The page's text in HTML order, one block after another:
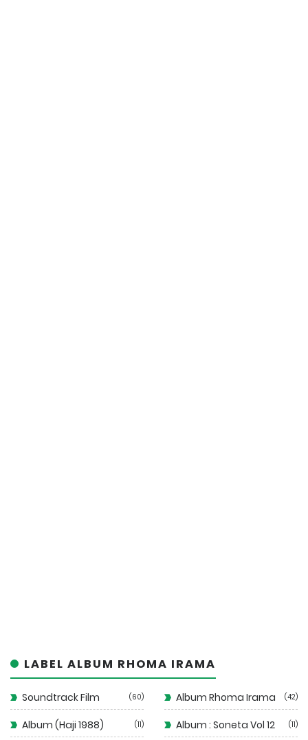
LABEL ALBUM RHOMA IRAMA
Soundtrack Film 60 Album Rhoma Irama 42
Album (Haji 1988) 11 Album : Soneta Vol 12 11